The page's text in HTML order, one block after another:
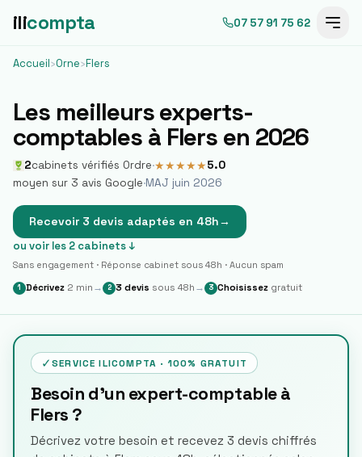
ilicompta 07 57 91 75 62
Accueil›Orne›Flers
Les meilleurs experts-
comptables à Flers en 2026
2cabinets vérifiés Ordre·★★★★★5.0
moyen sur 3 avis Google·MAJ juin 2026
Recevoir 3 devis adaptés en 48h→
ou voir les 2 cabinets ↓
Sans engagement · Réponse cabinet sous 48h · Aucun spam
1 Décrivez 2 min → 2 3 devis sous 48h → 3 Choisissez gratuit
✓ SERVICE ILICOMPTA · 100% GRATUIT
Besoin d'un expert-comptable à
Flers ?
Décrivez votre besoin et recevez 3 devis chiffrés